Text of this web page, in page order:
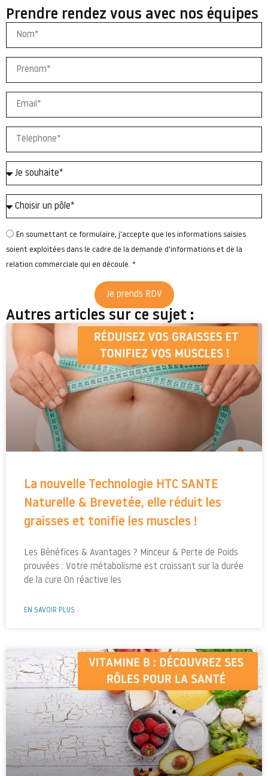
Prendre rendez vous avec nos équipes
En soumettant ce formulaire, j'accepte que les informations saisies
soient exploitées dans le cadre de la demande d'informations et de la
relation commerciale qui en découle. *
Je prends RDV
Autres articles sur ce sujet :
La nouvelle Technologie HTC SANTE
Naturelle & Brevetée, elle réduit les
graisses et tonifie les muscles !
Les Bénéfices & Avantages ? Minceur & Perte de Poids
prouvées : Votre métabolisme est croissant sur la durée
de la cure On réactive les
EN SAVOIR PLUS